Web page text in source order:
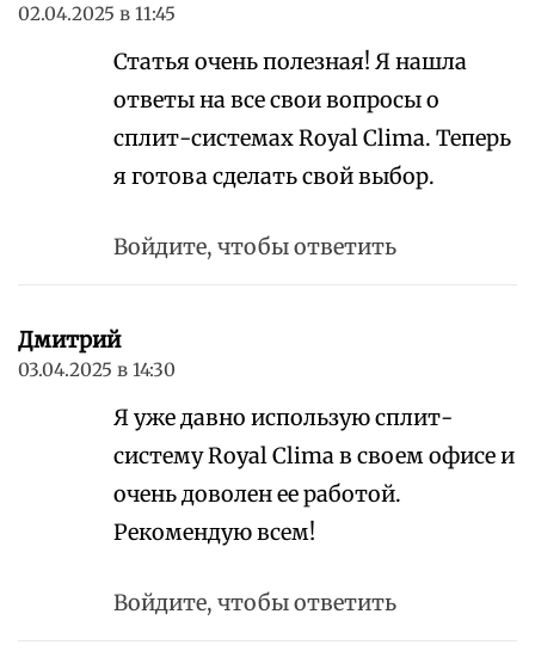
02.04.2025 в 11:45
Статья очень полезная! Я нашла
ответы на все свои вопросы о
сплит-системах Royal Clima. Теперь
я готова сделать свой выбор.
Войдите, чтобы ответить
Дмитрий
03.04.2025 в 14:30
Я уже давно использую сплит-
систему Royal Clima в своем офисе и
очень доволен ее работой.
Рекомендую всем!
Войдите, чтобы ответить